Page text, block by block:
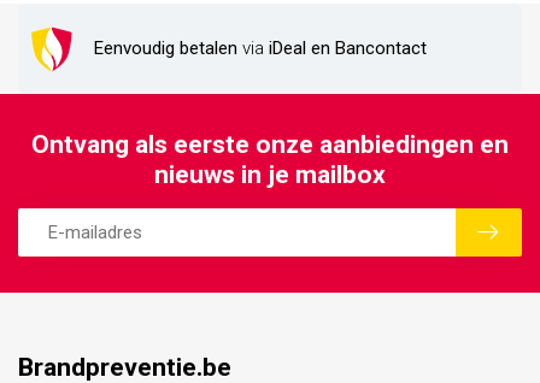
Eenvoudig betalen via iDeal en Bancontact
Ontvang als eerste onze aanbiedingen en
nieuws in je mailbox
Brandpreventie.be